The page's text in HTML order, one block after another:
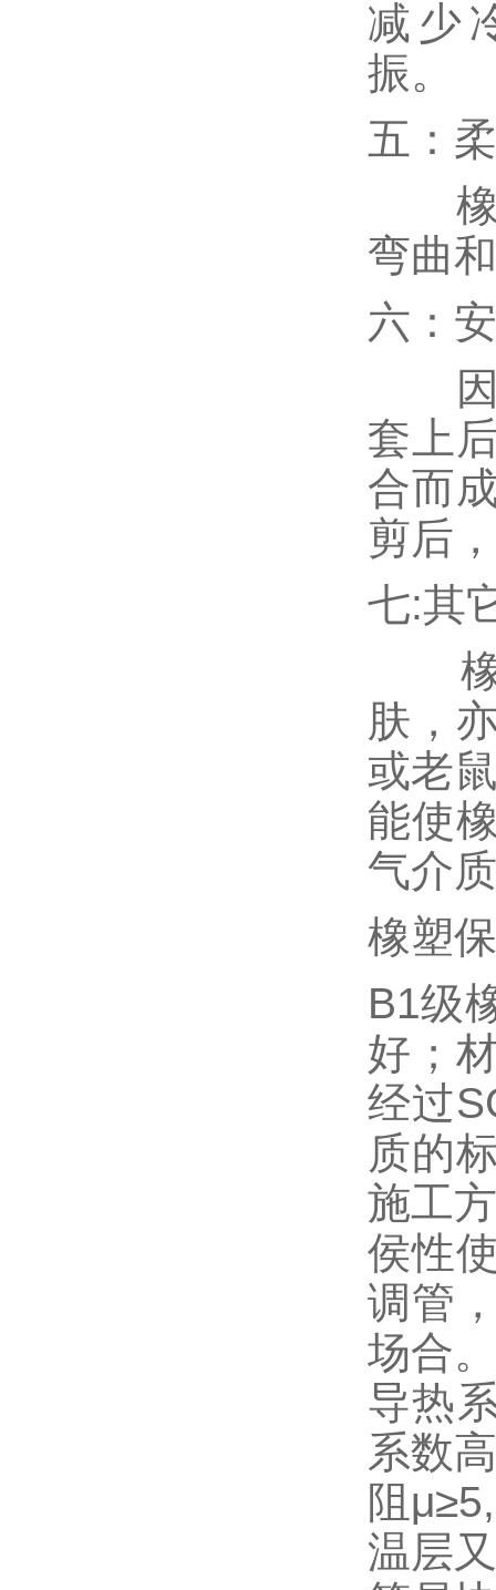
减少
振
五：
橡
弯曲
六：
因
套上
合而
剪后
七:其
橡
肤，
或老
能使
气介
橡塑
B1级
好；
经过
质的
施工
侯性
调管
场合
导热
系数
阻
温层